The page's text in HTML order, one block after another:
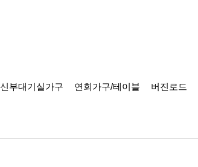
신부대기실가구 연회가구/테이블 버진로드